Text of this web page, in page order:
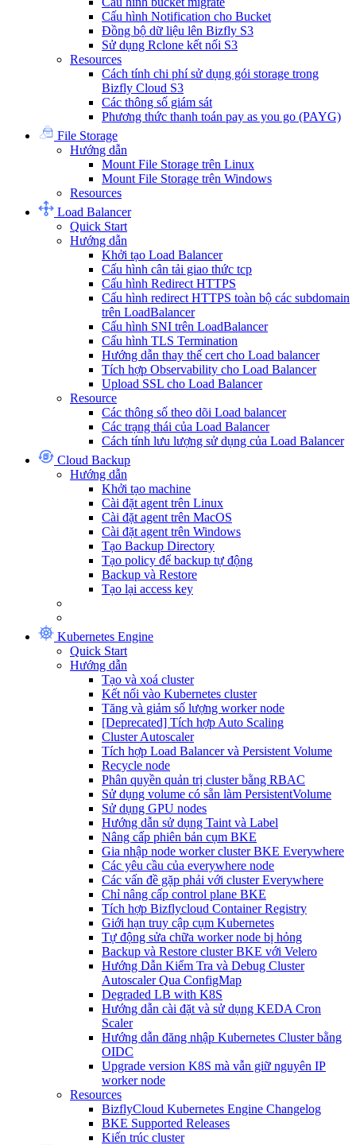
Cấu hình Notification cho Bucket
Đồng bộ dữ liệu lên Bizfly S3
Sử dụng Rclone kết nối S3
Resources
Cách tính chi phí sử dụng gói storage trong
Bizfly Cloud S3
Các thông số giám sát
Phương thức thanh toán pay as you go (PAYG)
File Storage
Hướng dẫn
Mount File Storage trên Linux
Mount File Storage trên Windows
Resources
Load Balancer
Quick Start
Hướng dẫn
Khởi tạo Load Balancer
Cấu hình cân tải giao thức tcp
Cấu hình Redirect HTTPS
Cấu hình redirect HTTPS toàn bộ các subdomain
trên LoadBalancer
Cấu hình SNI trên LoadBalancer
Cấu hình TLS Termination
Hướng dẫn thay thế cert cho Load balancer
Tích hợp Observability cho Load Balancer
Upload SSL cho Load Balancer
Resource
Các thông số theo dõi Load balancer
Các trạng thái của Load Balancer
Cách tính lưu lượng sử dụng của Load Balancer
Cloud Backup
Hướng dẫn
Khởi tạo machine
Cài đặt agent trên Linux
Cài đặt agent trên MacOS
Cài đặt agent trên Windows
Tạo Backup Directory
Tạo policy để backup tự động
Backup và Restore
Tạo lại access key
Kubernetes Engine
Quick Start
Hướng dẫn
Tạo và xoá cluster
Kết nối vào Kubernetes cluster
Tăng và giảm số lượng worker node
[Deprecated] Tích hợp Auto Scaling
Cluster Autoscaler
Tích hợp Load Balancer và Persistent Volume
Recycle node
Phân quyền quản trị cluster bằng RBAC
Sử dụng volume có sẵn làm PersistentVolume
Sử dụng GPU nodes
Hướng dẫn sử dụng Taint và Label
Nâng cấp phiên bản cụm BKE
Gia nhập node worker cluster BKE Everywhere
Các yêu cầu của everywhere node
Các vấn đề gặp phải với cluster Everywhere
Chỉ nâng cấp control plane BKE
Tích hợp Bizflycloud Container Registry
Giới hạn truy cập cụm Kubernetes
Tự động sửa chữa worker node bị hỏng
Backup và Restore cluster BKE với Velero
Hướng Dẫn Kiểm Tra và Debug Cluster
Autoscaler Qua ConfigMap
Degraded LB with K8S
Hướng dẫn cài đặt và sử dụng KEDA Cron
Scaler
Hướng dẫn đăng nhập Kubernetes Cluster bằng
OIDC
Upgrade version K8S mà vẫn giữ nguyên IP
worker node
Resources
BizflyCloud Kubernetes Engine Changelog
BKE Supported Releases
Kiến trúc cluster